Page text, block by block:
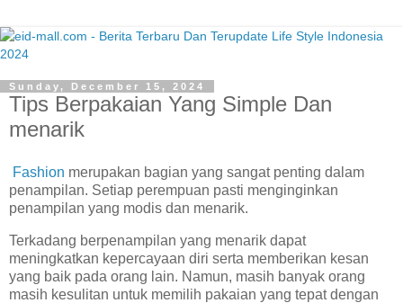
Sunday, December 15, 2024
Tips Berpakaian Yang Simple Dan
menarik
Fashion merupakan bagian yang sangat penting dalam
penampilan. Setiap perempuan pasti menginginkan
penampilan yang modis dan menarik.
Terkadang berpenampilan yang menarik dapat
meningkatkan kepercayaan diri serta memberikan kesan
yang baik pada orang lain. Namun, masih banyak orang
masih kesulitan untuk memilih pakaian yang tepat dengan